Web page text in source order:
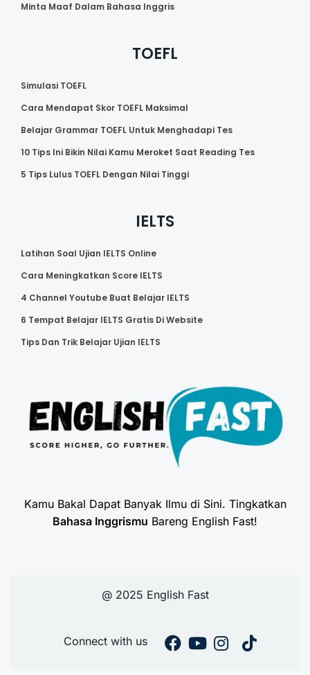
Minta Maaf Dalam Bahasa Inggris
TOEFL
Simulasi TOEFL
Cara Mendapat Skor TOEFL Maksimal
Belajar Grammar TOEFL Untuk Menghadapi Tes
10 Tips Ini Bikin Nilai Kamu Meroket Saat Reading Tes
5 Tips Lulus TOEFL Dengan Nilai Tinggi
IELTS
Latihan Soal Ujian IELTS Online
Cara Meningkatkan Score IELTS
4 Channel Youtube Buat Belajar IELTS
6 Tempat Belajar IELTS Gratis Di Website
Tips Dan Trik Belajar Ujian IELTS
Kamu Bakal Dapat Banyak Ilmu di Sini. Tingkatkan
Bahasa Inggrismu Bareng English Fast!
@ 2025 English Fast
Connect with us